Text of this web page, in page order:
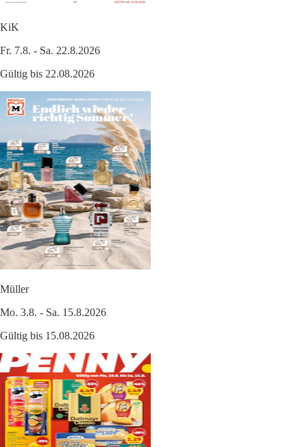
KiK
Fr. 7.8. - Sa. 22.8.2026
Gültig bis 22.08.2026
Müller
Mo. 3.8. - Sa. 15.8.2026
Gültig bis 15.08.2026